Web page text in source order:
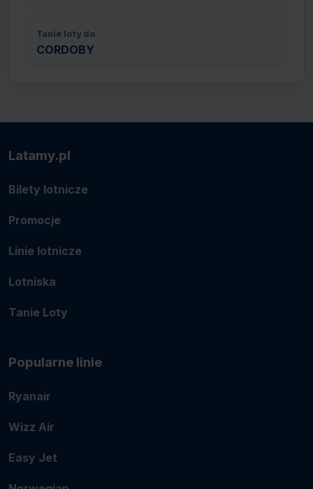
Tanie loty do
CORDOBY
Latamy.pl
Bilety lotnicze
Promocje
Linie lotnicze
Lotniska
Tanie Loty
Popularne linie
Ryanair
Wizz Air
Easy Jet